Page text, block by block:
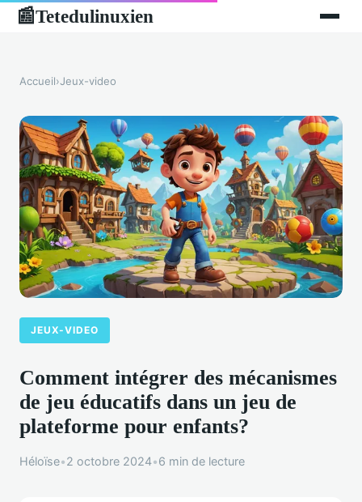
📰Tetedulinuxien
Accueil›Jeux-video
JEUX-VIDEO
Comment intégrer des mécanismes
de jeu éducatifs dans un jeu de
plateforme pour enfants?
Héloïse•2 octobre 2024•6 min de lecture